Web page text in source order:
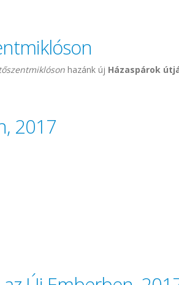
hazánk új Házaspárok
2017